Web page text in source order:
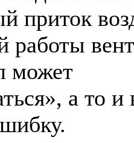
приток
работы
может
а то